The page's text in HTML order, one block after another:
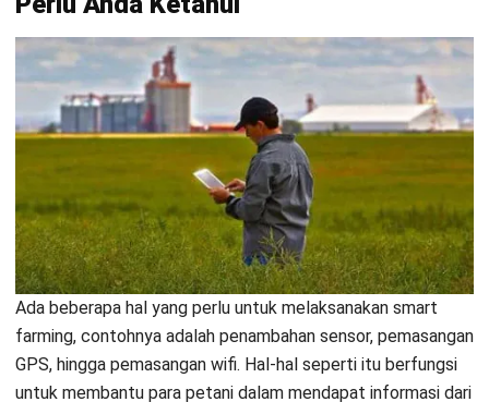
Apa Saja Teknologi Smart Farming
pada Saat Ini?